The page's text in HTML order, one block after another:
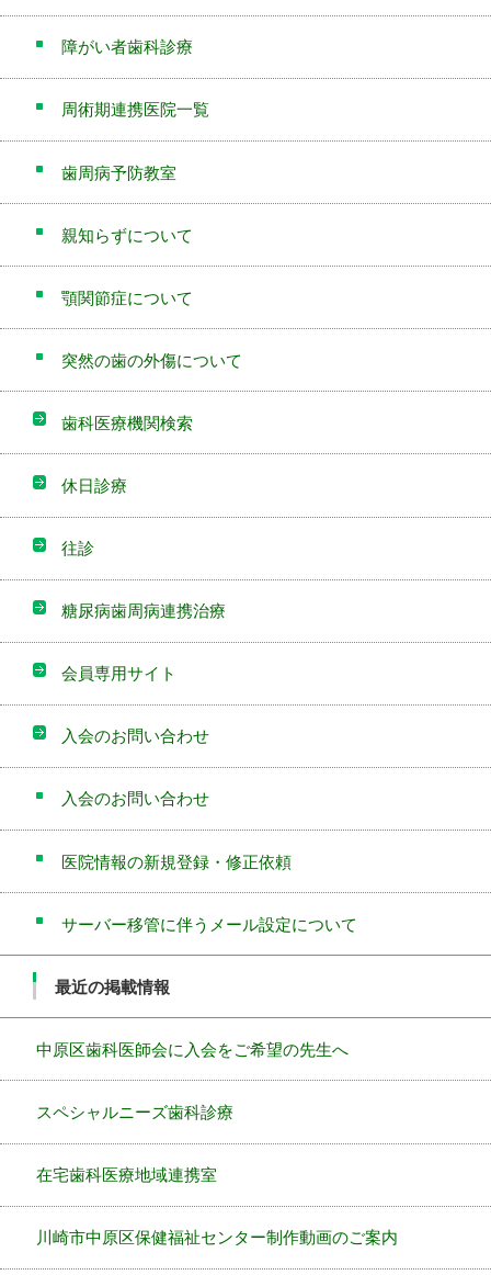
障がい者歯科診療
周術期連携医院一覧
歯周病予防教室
親知らずについて
顎関節症について
突然の歯の外傷について
歯科医療機関検索
休日診療
往診
糖尿病歯周病連携治療
会員専用サイト
入会のお問い合わせ
入会のお問い合わせ
医院情報の新規登録・修正依頼
サーバー移管に伴うメール設定について
最近の掲載情報
中原区歯科医師会に入会をご希望の先生へ
スペシャルニーズ歯科診療
在宅歯科医療地域連携室
川崎市中原区保健福祉センター制作動画のご案内